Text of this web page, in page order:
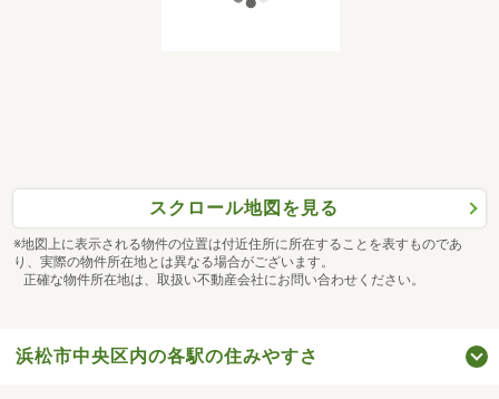
スクロール地図を見る
※地図上に表示される物件の位置は付近住所に所在することを表すものであ
り、実際の物件所在地とは異なる場合がございます。
正確な物件所在地は、取扱い不動産会社にお問い合わせください。
浜松市中央区内の各駅の住みやすさ